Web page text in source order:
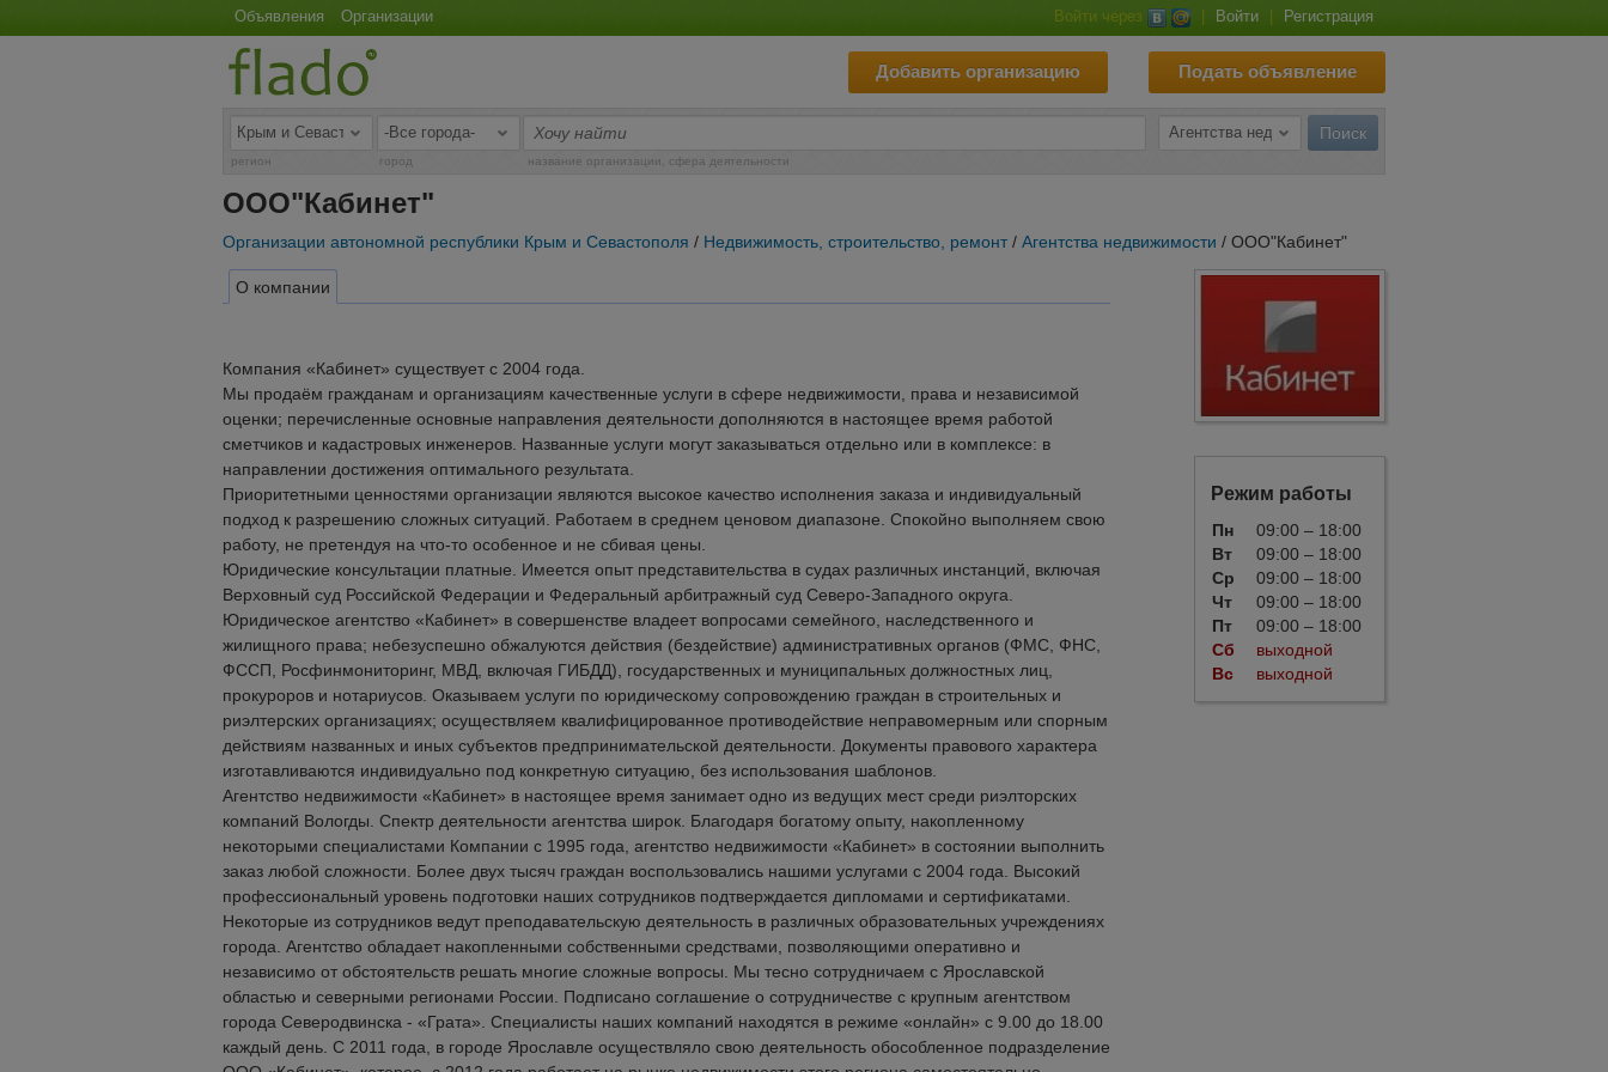
Объявления Организации Войти через Войти Регистрация
Подать объявление
Добавить организацию
регион город название организации, сфера деятельности
ООО"Кабинет"
Организации автономной республики Крым и Севастополя / Недвижимость, строительство, ремонт / Агентства недвижимости / ООО"Кабинет"
Режим работы
Пн
09:00 – 18:00
Вт
09:00 – 18:00
Ср
09:00 – 18:00
Чт
09:00 – 18:00
Пт
09:00 – 18:00
Сб
выходной
Вс
выходной
О компании
Компания «Кабинет» существует с 2004 года.
Мы продаём гражданам и организациям качественные услуги в сфере недвижимости, права и независимой
оценки; перечисленные основные направления деятельности дополняются в настоящее время работой
сметчиков и кадастровых инженеров. Названные услуги могут заказываться отдельно или в комплексе: в
направлении достижения оптимального результата.
Приоритетными ценностями организации являются высокое качество исполнения заказа и индивидуальный
подход к разрешению сложных ситуаций. Работаем в среднем ценовом диапазоне. Спокойно выполняем свою
работу, не претендуя на что-то особенное и не сбивая цены.
Юридические консультации платные. Имеется опыт представительства в судах различных инстанций, включая
Верховный суд Российской Федерации и Федеральный арбитражный суд Северо-Западного округа.
Юридическое агентство «Кабинет» в совершенстве владеет вопросами семейного, наследственного и
жилищного права; небезуспешно обжалуются действия (бездействие) административных органов (ФМС, ФНС,
ФССП, Росфинмониторинг, МВД, включая ГИБДД), государственных и муниципальных должностных лиц,
прокуроров и нотариусов. Оказываем услуги по юридическому сопровождению граждан в строительных и
риэлтерских организациях; осуществляем квалифицированное противодействие неправомерным или спорным
действиям названных и иных субъектов предпринимательской деятельности. Документы правового характера
изготавливаются индивидуально под конкретную ситуацию, без использования шаблонов.
Агентство недвижимости «Кабинет» в настоящее время занимает одно из ведущих мест среди риэлторских
компаний Вологды. Спектр деятельности агентства широк. Благодаря богатому опыту, накопленному
некоторыми специалистами Компании с 1995 года, агентство недвижимости «Кабинет» в состоянии выполнить
заказ любой сложности. Более двух тысяч граждан воспользовались нашими услугами с 2004 года. Высокий
профессиональный уровень подготовки наших сотрудников подтверждается дипломами и сертификатами.
Некоторые из сотрудников ведут преподавательскую деятельность в различных образовательных учреждениях
города. Агентство обладает накопленными собственными средствами, позволяющими оперативно и
независимо от обстоятельств решать многие сложные вопросы. Мы тесно сотрудничаем с Ярославской
областью и северными регионами России. Подписано соглашение о сотрудничестве с крупным агентством
города Северодвинска - «Грата». Специалисты наших компаний находятся в режиме «онлайн» с 9.00 до 18.00
каждый день. С 2011 года, в городе Ярославле осуществляло свою деятельность обособленное подразделение